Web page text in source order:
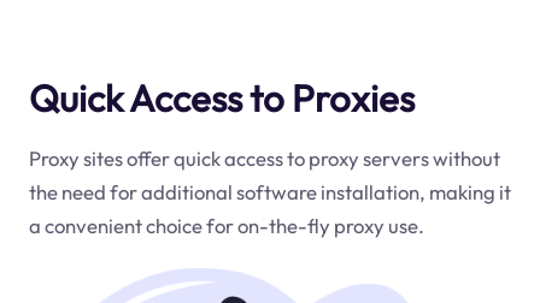
Quick Access to Proxies
Proxy sites offer quick access to proxy servers without
the need for additional software installation, making it
a convenient choice for on-the-fly proxy use.